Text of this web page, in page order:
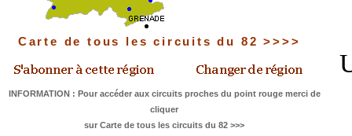
Carte de tous les circuits du 82 >>>>
INFORMATION : Pour accéder aux circuits proches du point rouge merci de
cliquer
sur Carte de tous les circuits du 82 >>>